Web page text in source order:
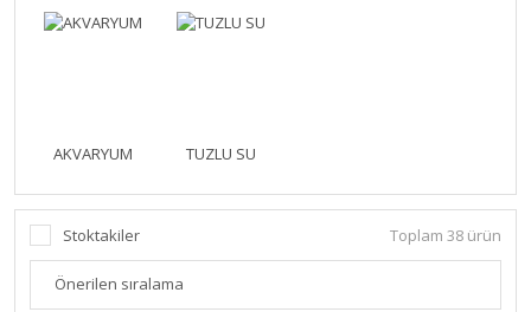
AKVARYUM TUZLU SU
Stoktakiler Toplam 38 ürün